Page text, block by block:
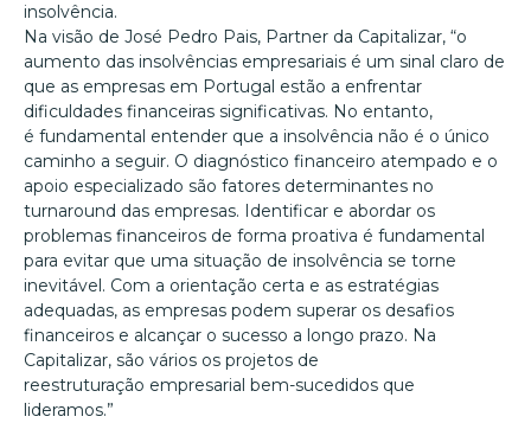
insolvência.
Na visão de José Pedro Pais, Partner da Capitalizar, “o
aumento das insolvências empresariais é um sinal claro de
que as empresas em Portugal estão a enfrentar
dificuldades financeiras significativas. No entanto,
é fundamental entender que a insolvência não é o único
caminho a seguir. O diagnóstico financeiro atempado e o
apoio especializado são fatores determinantes no
turnaround das empresas. Identificar e abordar os
problemas financeiros de forma proativa é fundamental
para evitar que uma situação de insolvência se torne
inevitável. Com a orientação certa e as estratégias
adequadas, as empresas podem superar os desafios
financeiros e alcançar o sucesso a longo prazo. Na
Capitalizar, são vários os projetos de
reestruturação empresarial bem-sucedidos que
lideramos.”